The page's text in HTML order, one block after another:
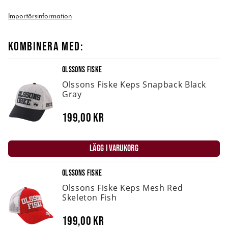
Importörsinformation
KOMBINERA MED:
OLSSONS FISKE
Olssons Fiske Keps Snapback Black
Gray
199,00 kr
LÄGG I VARUKORG
OLSSONS FISKE
Olssons Fiske Keps Mesh Red
Skeleton Fish
199,00 kr